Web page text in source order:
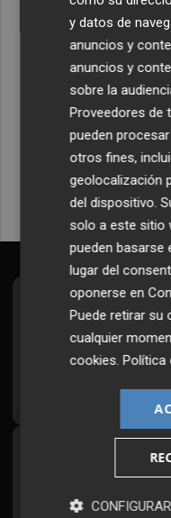
Recibe
Plaza
Todos los días
y datos de
anuncios y
anuncios y
sobre la
Proveedores de
pueden
otros fines,
geolocalización
del dispositivo.
solo a este sitio
pueden basarse
lugar del
oponerse en
Puede retirar su
cualquier
cookies .Política
CONFIGURAR